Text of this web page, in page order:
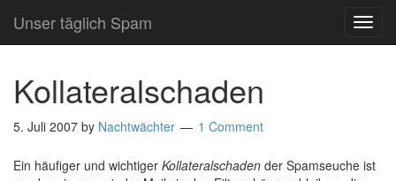
Unser täglich Spam
Kollateralschaden
5. Juli 2007 by Nachtwächter 1 Comment
Ein häufiger und wichtiger Kollateralschaden der Spamseuche ist